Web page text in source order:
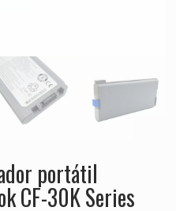
portátil
CF-30K Series